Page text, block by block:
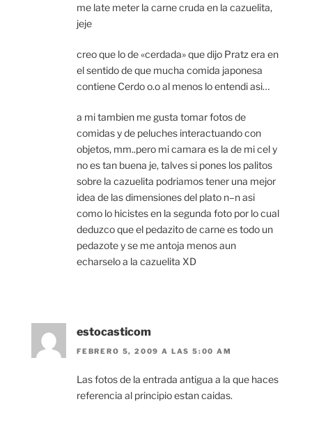
me late meter la carne cruda en la cazuelita,
jeje
creo que lo de «cerdada» que dijo Pratz era en
el sentido de que mucha comida japonesa
contiene Cerdo o.o al menos lo entendi asi…
a mi tambien me gusta tomar fotos de
comidas y de peluches interactuando con
objetos, mm..pero mi camara es la de mi cel y
no es tan buena je, talves si pones los palitos
sobre la cazuelita podriamos tener una mejor
idea de las dimensiones del plato n–n asi
como lo hicistes en la segunda foto por lo cual
deduzco que el pedazito de carne es todo un
pedazote y se me antoja menos aun
echarselo a la cazuelita XD
estocasticom
FEBRERO 5, 2009 A LAS 5:00 AM
Las fotos de la entrada antigua a la que haces
referencia al principio estan caidas.